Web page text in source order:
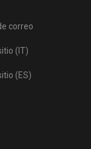
correo
(IT)
(ES)